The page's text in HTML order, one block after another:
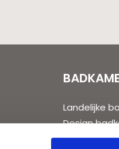
Landelijke
Design
Moderne